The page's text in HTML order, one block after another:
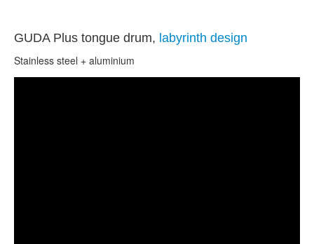
INFORMACIÓN
VÍDEOS
GUDAPlus tongue drum, labyrinth design
Stainless steel + aluminium